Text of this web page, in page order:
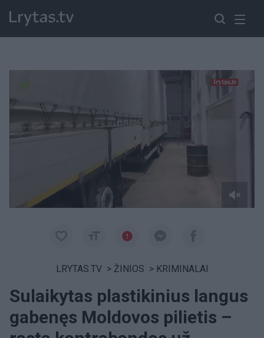
LRYTAS.TV > ŽINIOS > KRIMINALAI
Sulaikytas plastikinius langus
gabenęs Moldovos pilietis –